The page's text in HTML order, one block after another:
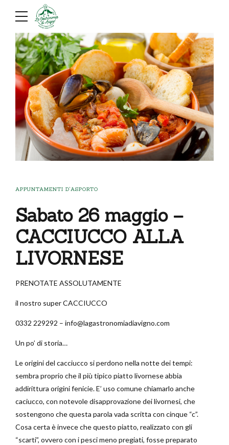
APPUNTAMENTI D'ASPORTO
Sabato 26 maggio –
CACCIUCCO ALLA
LIVORNESE
PRENOTATE ASSOLUTAMENTE
il nostro super CACCIUCCO
0332 229292 – info@lagastronomiadiavigno.com
Un po’ di storia…
Le origini del cacciucco si perdono nella notte dei tempi:
sembra proprio che il più tipico piatto livornese abbia
addirittura origini fenicie. E’ uso comune chiamarlo anche
caciucco, con notevole disapprovazione dei livornesi, che
sostengono che questa parola vada scritta con cinque “c”.
Cosa certa è invece che questo piatto, realizzato con gli
“scarti”, ovvero con i pesci meno pregiati, fosse preparato